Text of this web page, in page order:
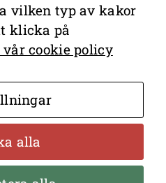
vilken typ av kakor
klicka på
vår cookie policy
alla